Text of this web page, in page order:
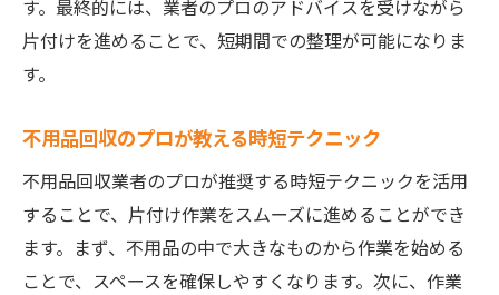
す。最終的には、業者のプロのアドバイスを受けながら
片付けを進めることで、短期間での整理が可能になりま
す。
不用品回収のプロが教える時短テクニック
不用品回収業者のプロが推奨する時短テクニックを活用
することで、片付け作業をスムーズに進めることができ
ます。まず、不用品の中で大きなものから作業を始める
ことで、スペースを確保しやすくなります。次に、作業